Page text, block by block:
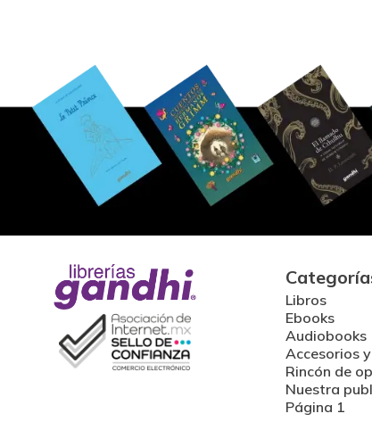
Libros
Ebooks
Audiobooks
Accesorios
Rincón de
Nuestra
Página 1